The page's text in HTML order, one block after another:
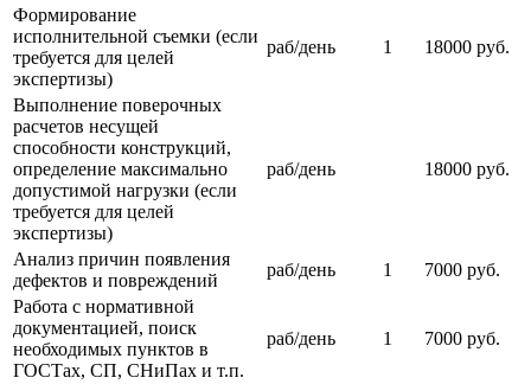
Формирование
исполнительной съемки (если
требуется для целей
экспертизы)
раб/день 1 18000 руб.
Выполнение поверочных
расчетов несущей
способности конструкций,
определение максимально
допустимой нагрузки (если
требуется для целей
экспертизы)
раб/день 18000 руб.
Анализ причин появления
дефектов и повреждений
раб/день 1
7000 руб.
Работа с нормативной
документацией, поиск
необходимых пунктов в
ГОСТах, СП, СНиПах и т.п.
раб/день 1 7000 руб.